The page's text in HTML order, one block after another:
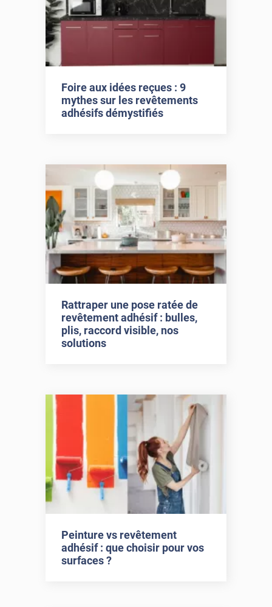
Foire aux idées reçues : 9
mythes sur les revêtements
adhésifs démystifiés
Rattraper une pose ratée de
revêtement adhésif : bulles,
plis, raccord visible, nos
solutions
Peinture vs revêtement
adhésif : que choisir pour vos
surfaces ?